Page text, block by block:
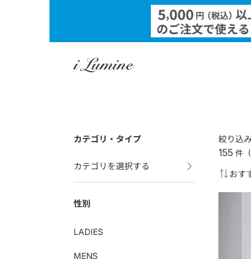
カテゴリ・タイプ
カテゴリを選択する
性別
LADIES
MENS
絞り込
155 件